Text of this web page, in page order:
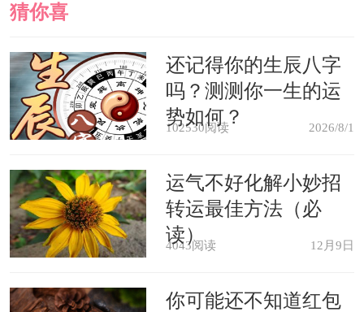
意想不到的来信，或者会在近期发生一
件令你感到非常愉快的事情。
梦见与家人吃饭，表示你最近的收
入会接二连三的锦囊日饱，但要注意不
可以因为冲动而乱买东西，浪费了你的
辛苦钱。
梦见朋友亲人死亡，表示你可能有
悲哀的事情降临，也有可能自己或亲友
猜你喜
欢
还记得你的生辰八字
吗？测测你一生的运
势如何？
102530阅读 2026/8/1
运气不好化解小妙招
转运最佳方法（必
读）
4043阅读 12月9日
你可能还不知道红包